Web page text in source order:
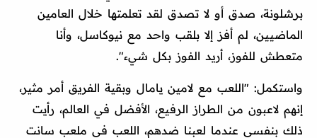
برشلونة، صدق أو لا تصدق لقد تعلمتها خلال العامين
الماضيين، لم أفز إلا بلقب واحد مع نيوكاسل، وأنا
متعطش للفوز، أريد الفوز بكل شيء".
واستكمل: "اللعب مع لامين يامال وبقية الفريق أمر مثير،
إنهم لاعبون من الطراز الرفيع، الأفضل في العالم، رأيت
ذلك بنفسي عندما لعبنا ضدهم، اللعب في ملعب سانت